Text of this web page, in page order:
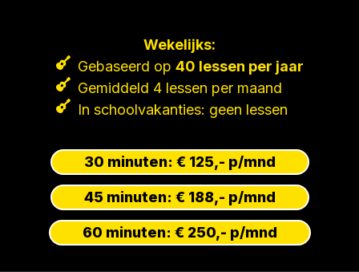
Wekelijks:
Gebaseerd op 40 lessen per jaar
Gemiddeld 4 lessen per maand
In schoolvakanties: geen lessen
30 minuten: € 125,- p/mnd
45 minuten: € 188,- p/mnd
60 minuten: € 250,- p/mnd